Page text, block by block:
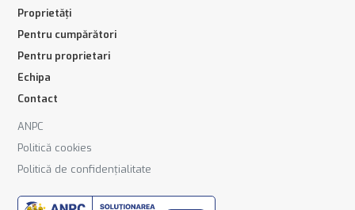
Proprietăți
Pentru cumpărători
Pentru proprietari
Echipa
Contact
ANPC
Politică cookies
Politică de confidențialitate